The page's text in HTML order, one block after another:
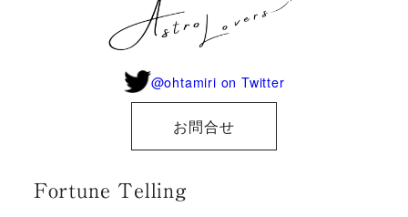
@ohtamiri on Twitter
お問合せ
Fortune Telling